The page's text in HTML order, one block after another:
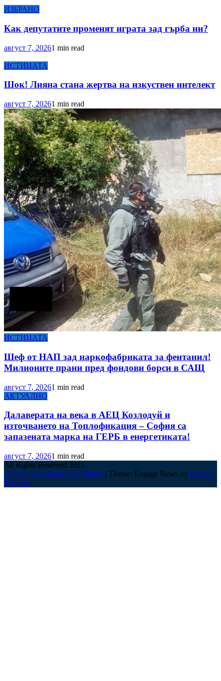
ИЗБРАНО
Как депутатите променят играта зад гърба ни?
август 7, 20261 min read
ИСТИНАТА
Шок! Лияна стана жертва на изкуствен интелект
август 7, 20261 min read
ИСТИНАТА
Шеф от НАП зад наркофабриката за фентанил!
Милионите прани пред фондови борси в САЩ
август 7, 20261 min read
АКТУАЛНО
Далаверата на века в АЕЦ Козлодуй и
източването на Топлофикация – София са
запазената марка на ГЕРБ в енергетиката!
август 7, 20261 min read
All Rights Reserved 2021.
Proudly powered by WordPress | Theme: Engage News by Candid
Themes.